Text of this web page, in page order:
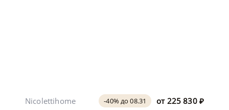
от 225 830 ₽
-40% до 08.31
Nicolettihome